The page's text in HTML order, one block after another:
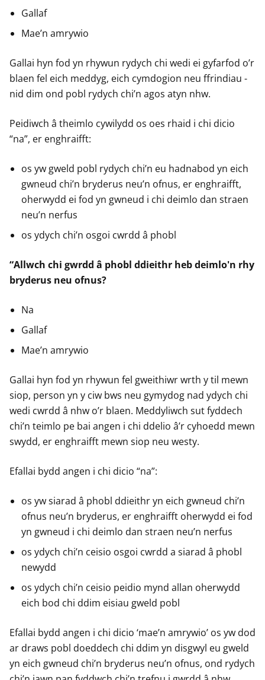
Gallaf
Mae’n amrywio
Gallai hyn fod yn rhywun rydych chi wedi ei gyfarfod o’r
blaen fel eich meddyg, eich cymdogion neu ffrindiau -
nid dim ond pobl rydych chi’n agos atyn nhw.
Peidiwch â theimlo cywilydd os oes rhaid i chi dicio
“na”, er enghraifft:
os yw gweld pobl rydych chi’n eu hadnabod yn eich
gwneud chi’n bryderus neu’n ofnus, er enghraifft,
oherwydd ei fod yn gwneud i chi deimlo dan straen
neu’n nerfus
os ydych chi’n osgoi cwrdd â phobl
“Allwch chi gwrdd â phobl ddieithr heb deimlo'n rhy
bryderus neu ofnus?
Na
Gallaf
Mae’n amrywio
Gallai hyn fod yn rhywun fel gweithiwr wrth y til mewn
siop, person yn y ciw bws neu gymydog nad ydych chi
wedi cwrdd â nhw o’r blaen. Meddyliwch sut fyddech
chi’n teimlo pe bai angen i chi ddelio â’r cyhoedd mewn
swydd, er enghraifft mewn siop neu westy.
Efallai bydd angen i chi dicio “na”:
os yw siarad â phobl ddieithr yn eich gwneud chi’n
ofnus neu’n bryderus, er enghraifft oherwydd ei fod
yn gwneud i chi deimlo dan straen neu’n nerfus
os ydych chi’n ceisio osgoi cwrdd a siarad â phobl
newydd
os ydych chi’n ceisio peidio mynd allan oherwydd
eich bod chi ddim eisiau gweld pobl
Efallai bydd angen i chi dicio ‘mae’n amrywio’ os yw dod
ar draws pobl doeddech chi ddim yn disgwyl eu gweld
yn eich gwneud chi’n bryderus neu’n ofnus, ond rydych